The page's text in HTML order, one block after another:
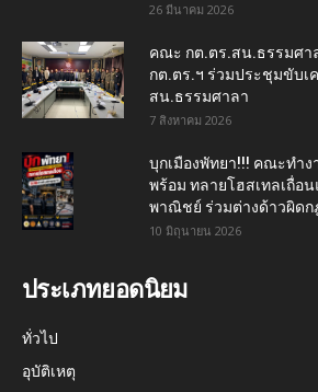
26 มีนาคม 2026
คณะ กต.ตร.สน.ธรรมศา
กต.ตร.ฯ ร่วมประชุมขับเ
สน.ธรรมศาลา
7 สิงหาคม 2026
บุกเมืองพัทยา!!! คณะทำง
พร้อม ทลายโฮสเทลเถื่อ
พาณิชย์ ร่วมต่างด้าวผิดก
10 มิถุนายน 2026
ประเภทยอดนิยม
ทั่วไป
อุบัติเหตุ